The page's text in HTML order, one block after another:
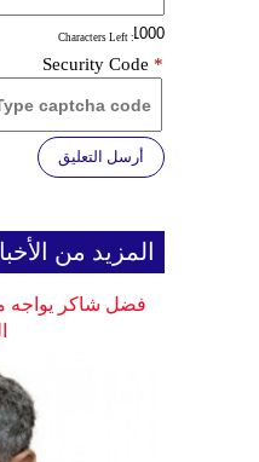
: Characters Left
Security Code *
أرسل التعليق
المزيد من
فضل شاكر يواجه